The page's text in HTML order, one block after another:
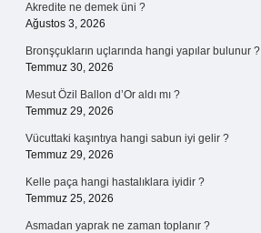
Akredite ne demek üni ?
Ağustos 3, 2026
Bronşçukların uçlarında hangi yapılar bulunur ?
Temmuz 30, 2026
Mesut Özil Ballon d’Or aldı mı ?
Temmuz 29, 2026
Vücuttaki kaşıntıya hangi sabun iyi gelir ?
Temmuz 29, 2026
Kelle paça hangi hastalıklara iyidir ?
Temmuz 25, 2026
Asmadan yaprak ne zaman toplanır ?